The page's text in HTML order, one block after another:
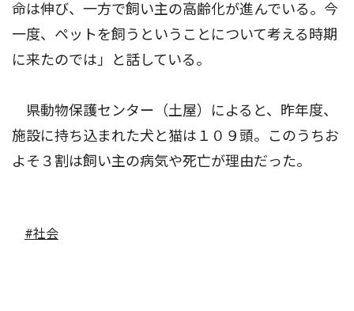
命は伸び、一方で飼い主の高齢化が進んでいる。今
一度、ペットを飼うということについて考える時期
に来たのでは」と話している。
県動物保護センター（土屋）によると、昨年度、
施設に持ち込まれた犬と猫は１０９頭。このうちお
よそ３割は飼い主の病気や死亡が理由だった。
#社会